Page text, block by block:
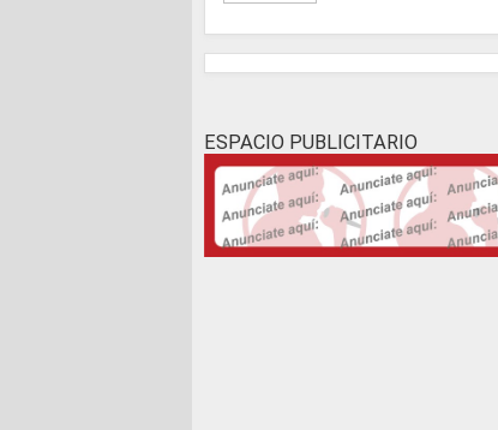
ESPACIO PUBLICITARIO